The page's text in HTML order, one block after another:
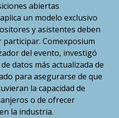
abiertas
un modelo exclusivo
y asistentes deben
Comexposium
del evento, investigó
datos más actualizada de
para asegurarse de que
la capacidad de
o de ofrecer
la industria.